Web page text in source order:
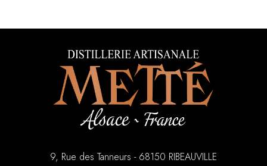
9, Rue des Tanneurs - 68150 RIBEAUVILLE